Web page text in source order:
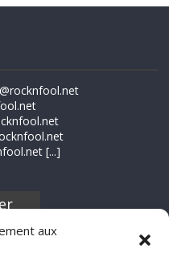
aux
[...]